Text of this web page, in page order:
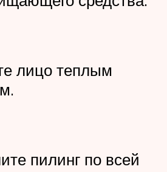
лицо теплым
пилинг по всей